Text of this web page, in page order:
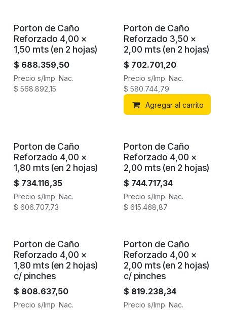
Porton de Caño
Reforzado 4,00 x
1,50 mts (en 2 hojas)
$ 688.359,50
Precio s/Imp. Nac.
$ 568.892,15
Porton de Caño
Reforzado 3,50 x
2,00 mts (en 2 hojas)
$ 702.701,20
Precio s/Imp. Nac.
$ 580.744,79
Agregar al carrito
Porton de Caño
Reforzado 4,00 x
1,80 mts (en 2 hojas)
$ 734.116,35
Precio s/Imp. Nac.
$ 606.707,73
Porton de Caño
Reforzado 4,00 x
2,00 mts (en 2 hojas)
$ 744.717,34
Precio s/Imp. Nac.
$ 615.468,87
Porton de Caño
Reforzado 4,00 x
1,80 mts (en 2 hojas)
c/ pinches
$ 808.637,50
Precio s/Imp. Nac.
Porton de Caño
Reforzado 4,00 x
2,00 mts (en 2 hojas)
c/ pinches
$ 819.238,34
Precio s/Imp. Nac.